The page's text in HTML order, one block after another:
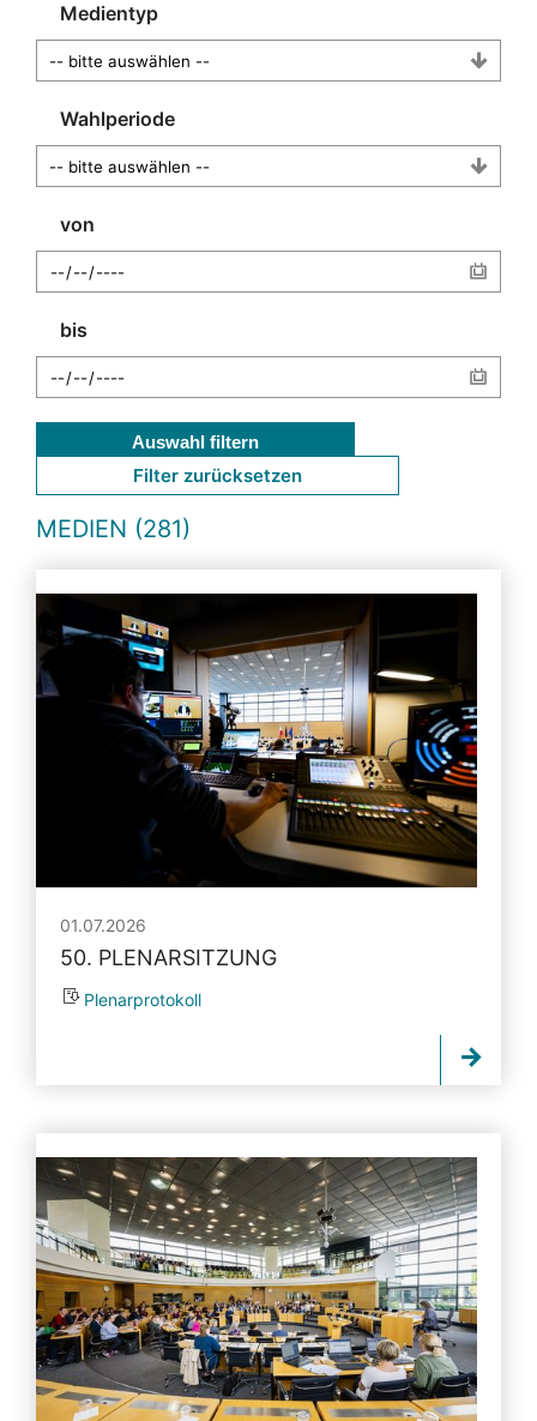
Medientyp
Wahlperiode
von
bis
Auswahl filtern
Filter zurücksetzen
MEDIEN (281)
01.07.2026
50. PLENARSITZUNG
Plenarprotokoll